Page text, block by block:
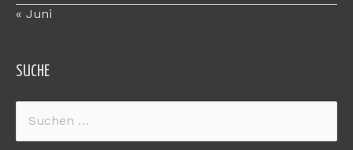
« Juni
SUCHE
Suchen
nach: